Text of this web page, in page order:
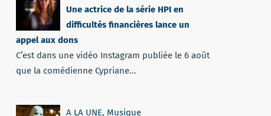
Une actrice de la série HPI en
difficultés financières lance un
appel aux dons
C’est dans une vidéo Instagram publiée le 6 août
que la comédienne Cypriane...
A LA UNE, Musique